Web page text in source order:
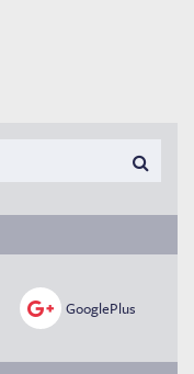
GooglePlus